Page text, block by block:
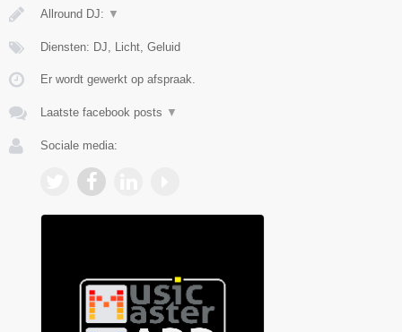
Allround DJ: ▼
Diensten: DJ, Licht, Geluid
Er wordt gewerkt op afspraak.
Laatste facebook posts ▼
Sociale media: